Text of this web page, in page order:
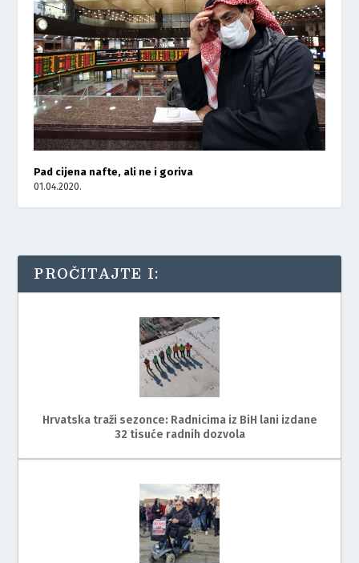
Pad cijena nafte, ali ne i goriva
01.04.2020.
PROČITAJTE I:
Hrvatska traži sezonce: Radnicima iz BiH lani izdane
32 tisuće radnih dozvola